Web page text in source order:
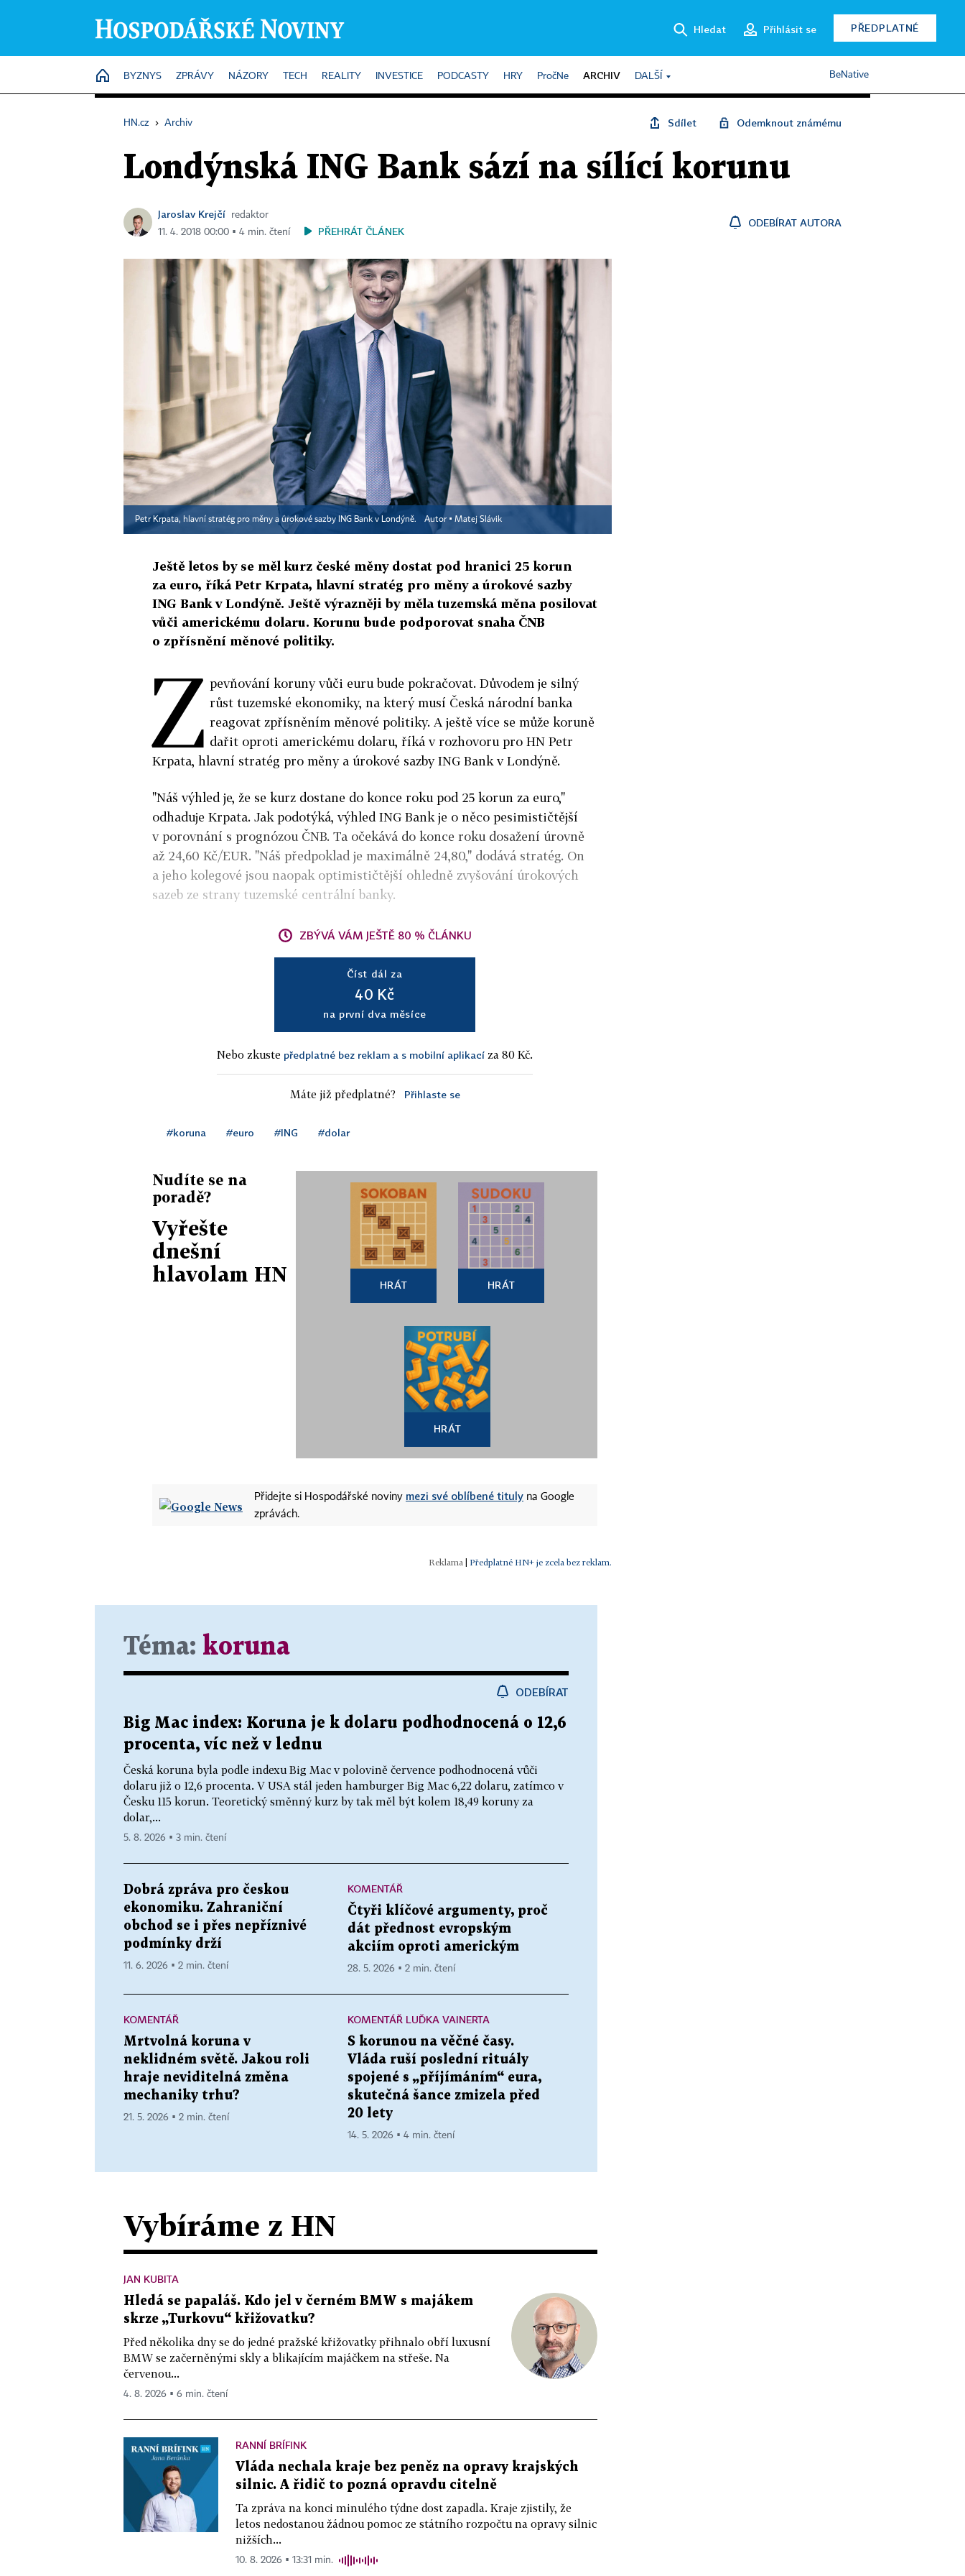
Hledat Přihlásit se PŘEDPLATNÉ
HOME
BYZNYS ZPRÁVY NÁZORY TECH REALITY INVESTICE PODCASTY HRY PročNe ARCHIV DALŠÍ BeNative
HN.cz › Archiv Sdílet Odemknout známému
Londýnská ING Bank sází na sílící korunu
Jaroslav Krejčí
redaktor
11. 4. 2018 00:00 ▪ 4 min. čtení
PŘEHRÁT ČLÁNEK
ODEBÍRAT AUTORA
Petr Krpata, hlavní stratég pro měny a úrokové sazby ING Bank v Londýně. Autor ▪ Matej Slávik
Ještě letos by se měl kurz české měny dostat pod hranici 25 korun
za euro, říká Petr Krpata, hlavní stratég pro měny a úrokové sazby
ING Bank v Londýně. Ještě výrazněji by měla tuzemská měna posilovat
vůči americkému dolaru. Korunu bude podporovat snaha ČNB
o zpřísnění měnové politiky.
Z pevňování koruny vůči euru bude pokračovat. Důvodem je silný
růst tuzemské ekonomiky, na který musí Česká národní banka
reagovat zpřísněním měnové politiky. A ještě více se může koruně
dařit oproti americkému dolaru, říká v rozhovoru pro HN Petr
Krpata, hlavní stratég pro měny a úrokové sazby ING Bank v Londýně.
"Náš výhled je, že se kurz dostane do konce roku pod 25 korun za euro,"
odhaduje Krpata. Jak podotýká, výhled ING Bank je o něco pesimističtější
v porovnání s prognózou ČNB. Ta očekává do konce roku dosažení úrovně
až 24,60 Kč/EUR. "Náš předpoklad je maximálně 24,80," dodává stratég. On
a jeho kolegové jsou naopak optimističtější ohledně zvyšování úrokových
sazeb ze strany tuzemské centrální banky.
ZBÝVÁ VÁM JEŠTĚ 80 % ČLÁNKU
Číst dál za
40 Kč
na první dva měsíce
Nebo zkuste předplatné bez reklam a s mobilní aplikací za 80 Kč.
Máte již předplatné? Přihlaste se
#koruna #euro #ING #dolar
Nudíte se na
poradě?
Vyřešte
dnešní
hlavolam HN
HRÁT HRÁT
HRÁT
Přidejte si Hospodářské noviny mezi své oblíbené tituly na Google
zprávách.
| Předplatné HN+ je zcela bez reklam.
Téma: koruna
ODEBÍRAT
Big Mac index: Koruna je k dolaru podhodnocená o 12,6
procenta, víc než v lednu
Česká koruna byla podle indexu Big Mac v polovině července podhodnocená vůči
dolaru již o 12,6 procenta. V USA stál jeden hamburger Big Mac 6,22 dolaru, zatímco v
Česku 115 korun. Teoretický směnný kurz by tak měl být kolem 18,49 koruny za
dolar,...
5. 8. 2026 ▪ 3 min. čtení
Dobrá zpráva pro českou
ekonomiku. Zahraniční
obchod se i přes nepříznivé
podmínky drží
11. 6. 2026 ▪ 2 min. čtení
KOMENTÁŘ
Čtyři klíčové argumenty, proč
dát přednost evropským
akciím oproti americkým
28. 5. 2026 ▪ 2 min. čtení
KOMENTÁŘ
Mrtvolná koruna v
neklidném světě. Jakou roli
hraje neviditelná změna
mechaniky trhu?
21. 5. 2026 ▪ 2 min. čtení
KOMENTÁŘ LUĎKA VAINERTA
S korunou na věčné časy.
Vláda ruší poslední rituály
spojené s „příjímáním“ eura,
skutečná šance zmizela před
20 lety
14. 5. 2026 ▪ 4 min. čtení
Vybíráme z HN
JAN KUBITA
Hledá se papaláš. Kdo jel v černém BMW s majákem
skrze „Turkovu“ křižovatku?
Před několika dny se do jedné pražské křižovatky přihnalo obří luxusní
BMW se začerněnými skly a blikajícím majáčkem na střeše. Na
červenou...
4. 8. 2026 ▪ 6 min. čtení
RANNÍ BRÍFINK
Vláda nechala kraje bez peněz na opravy krajských
silnic. A řidič to pozná opravdu citelně
Ta zpráva na konci minulého týdne dost zapadla. Kraje zjistily, že
letos nedostanou žádnou pomoc ze státního rozpočtu na opravy silnic
nižších...
10. 8. 2026 ▪ 13:31 min.